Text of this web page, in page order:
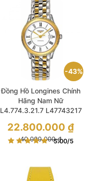
43%
Đồng Hồ Longines Chính
Hãng Nam Nữ
L4.774.3.21.7 L47743217
Unisex Watch
40.000.000₫
Giá
gốc
là:
40.000.000 ₫.
22.800.000 ₫
Giá
hiện
5.00/5